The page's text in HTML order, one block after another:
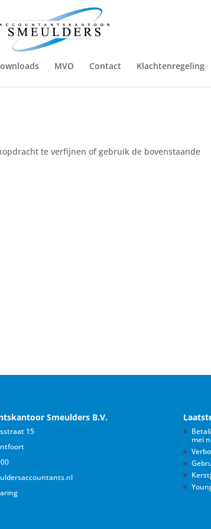
MVO Contact Klachtenregeling
te verfijnen of gebruik de bovenstaande
Smeulders B.V.
15
mei